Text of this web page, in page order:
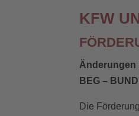
KFW
Änderungen
BEG –
Die